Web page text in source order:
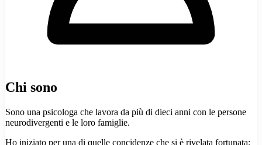
Chi sono
Sono una psicologa che lavora da più di dieci anni con le persone
neurodivergenti e le loro famiglie.
Ho iniziato per una di quelle concidenze che si è rivelata fortunata: